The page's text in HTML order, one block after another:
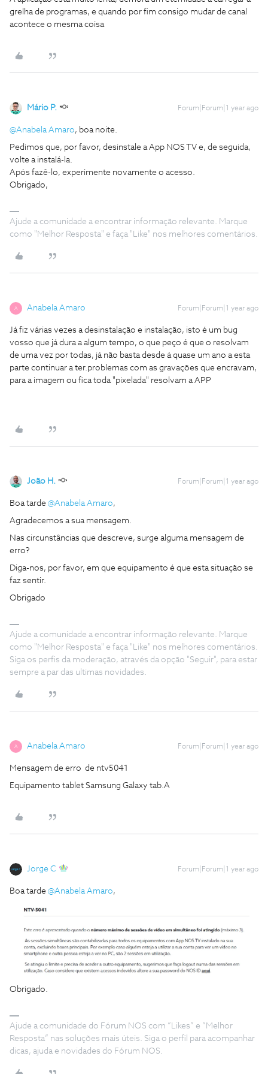
grelha de programas, e quando por fim consigo mudar de canal
acontece o mesma coisa
Mário P. Forum|Forum|1 year ago
@Anabela Amaro, boa noite.
Pedimos que, por favor, desinstale a App NOS TV e, de seguida,
volte a instalá-la.
Após fazê-lo, experimente novamente o acesso.
Obrigado,
Ajude a comunidade a encontrar informação relevante. Marque
como "Melhor Resposta" e faça "Like" nos melhores comentários.
A Anabela Amaro Forum|Forum|1 year ago
Já fiz várias vezes a desinstalação e instalação, isto é um bug
vosso que já dura a algum tempo, o que peço é que o resolvam
de uma vez por todas, já não basta desde á quase um ano a esta
parte continuar a ter.problemas com as gravações que encravam,
para a imagem ou fica toda "pixelada" resolvam a APP
João H. Forum|Forum|1 year ago
Boa tarde ​ @Anabela Amaro,
Agradecemos a sua mensagem.
Nas circunstâncias que descreve, surge alguma mensagem de
erro?
Diga-nos, por favor, em que equipamento é que esta situação se
faz sentir.
Obrigado
Ajude a comunidade a encontrar informação relevante. Marque
como "Melhor Resposta" e faça "Like" nos melhores comentários.
Siga os perfis da moderação, através da opção "Seguir", para estar
sempre a par das ultimas novidades.
A Anabela Amaro Forum|Forum|1 year ago
Mensagem de erro de ntv5041
Equipamento tablet Samsung Galaxy tab.A
Jorge C Forum|Forum|1 year ago
Boa tarde ​ @Anabela Amaro,
Obrigado.
Ajude a comunidade do Fórum NOS com “Likes” e “Melhor
Resposta” nas soluções mais úteis. Siga o perfil para acompanhar
dicas, ajuda e novidades do Fórum NOS.